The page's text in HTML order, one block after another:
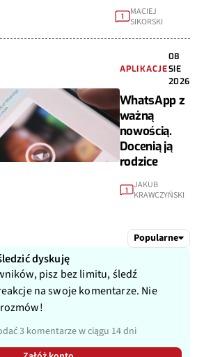
1
MACIEJ
SIKORSKI
APLIKACJE
08
SIE
2026
WhatsApp z
ważną
nowością.
Docenią ją
rodzice
1
JAKUB
KRAWCZYŃSKI
Popularne
dyskuję
pisz bez limitu, śledź
na swoje komentarze. Nie
3 komentarze w ciągu 14 dni